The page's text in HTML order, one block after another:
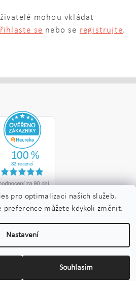
mohou vkládat
se nebo se registrujte.
práva vyhrazenaUpravit nastavení
cookies
Shoptet
pro optimalizaci našich služeb.
preference můžete kdykoli změnit.
Nastavení
Souhlasím